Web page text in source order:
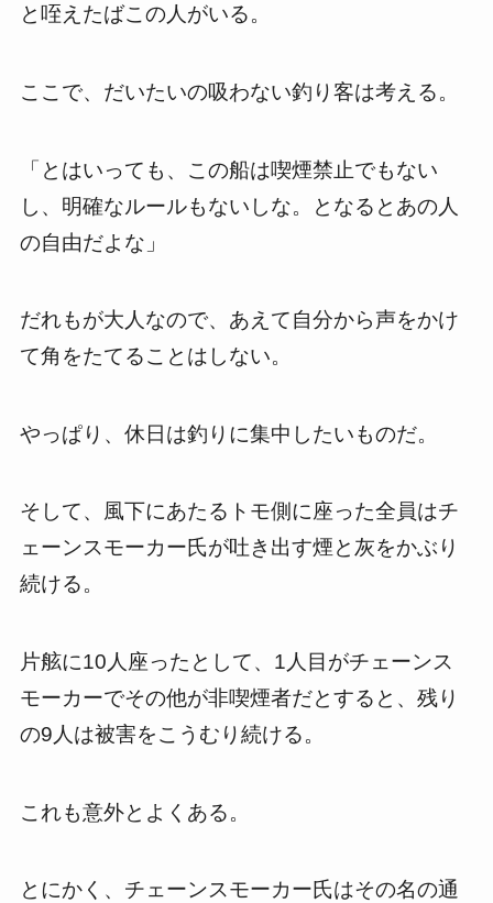
と咥えたばこの人がいる。
ここで、だいたいの吸わない釣り客は考える。
「とはいっても、この船は喫煙禁止でもない
し、明確なルールもないしな。となるとあの人
の自由だよな」
だれもが大人なので、あえて自分から声をかけ
て角をたてることはしない。
やっぱり、休日は釣りに集中したいものだ。
そして、風下にあたるトモ側に座った全員はチ
ェーンスモーカー氏が吐き出す煙と灰をかぶり
続ける。
片舷に10人座ったとして、1人目がチェーンス
モーカーでその他が非喫煙者だとすると、残り
の9人は被害をこうむり続ける。
これも意外とよくある。
とにかく、チェーンスモーカー氏はその名の通